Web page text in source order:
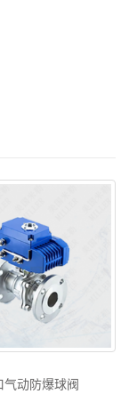
气动防爆球阀